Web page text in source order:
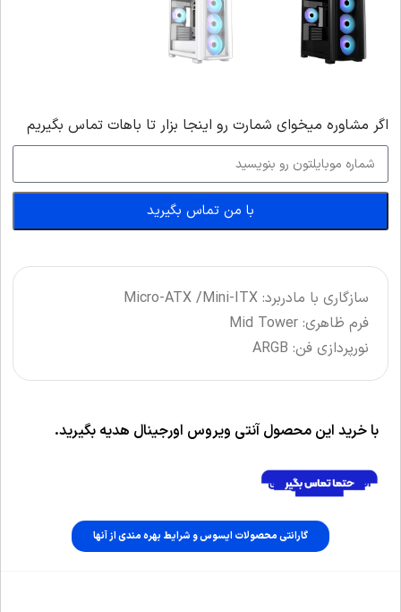
اگر‌ مشاوره میخوای شمارت رو اینجا بزار تا باهات تماس بگیریم
با من تماس بگیرید
سازگاری با مادربرد: Micro-ATX /Mini-ITX
فرم ظاهری: Mid Tower
نورپردازی فن: ARGB
با خرید این محصول آنتی ویروس اورجینال هدیه بگیرید.
گارانتی محصولات ایسوس و شرایط بهره مندی از آنها